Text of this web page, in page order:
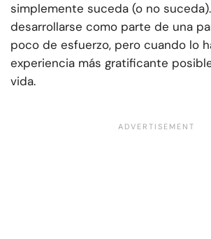
simplemente suceda (o no
desarrollarse como parte de una
poco de esfuerzo, pero cuando lo
experiencia más gratificante
vida.